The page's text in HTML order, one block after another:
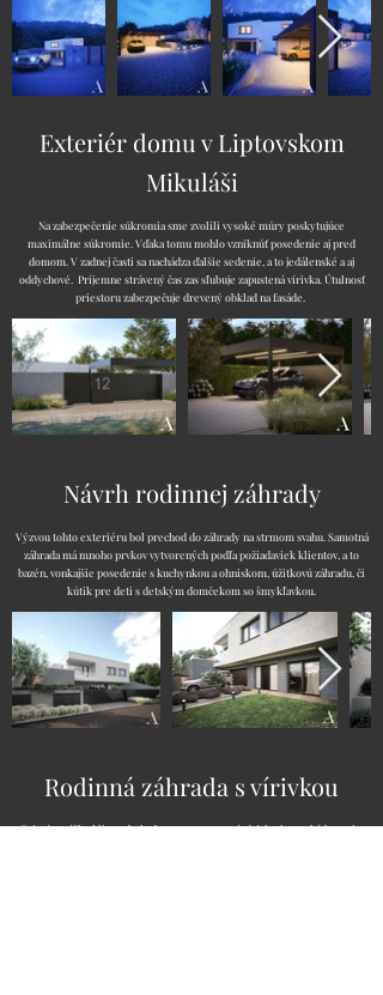
Exteriér domu v Liptovskom
Mikuláši
Na zabezpečenie súkromia sme zvolili vysoké múry poskytujúce
maximálne súkromie. Vďaka tomu mohlo vzniknúť posedenie aj pred
domom. V zadnej časti sa nachádza ďalšie sedenie, a to jedálenské a aj
oddychové. Príjemne strávený čas zas sľubuje zapustená vírivka. Útulnosť
priestoru zabezpečuje drevený obklad na fasáde.
Návrh rodinnej záhrady
Výzvou tohto exteriéru bol prechod do záhrady na strmom svahu. Samotná
záhrada má mnoho prvkov vytvorených podľa požiadaviek klientov, a to
bazén, vonkajšie posedenie s kuchynkou a ohniskom, úžitkovú záhradu, či
kútik pre deti s detským domčekom so šmykľavkou.
Rodinná záhrada s vírivkou
Prianím nášho klienta bola do zeme zapustená vírivka, japonský bonsaj v